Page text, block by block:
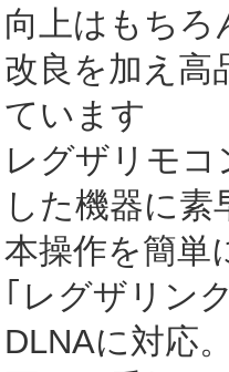
向上はもちろ
改良を加え高
ています
レグザリモ
した機器に
本操作を簡単
｢レグザリン
DLNAに対応